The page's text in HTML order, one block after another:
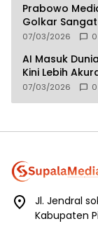
Prabowo
Golkar
07/03/2026 0
AI Masuk
Kini Lebih
07/03/2026 0
Jl. Jendral
Kabupaten